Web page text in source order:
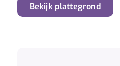
Bekijk plattegrond